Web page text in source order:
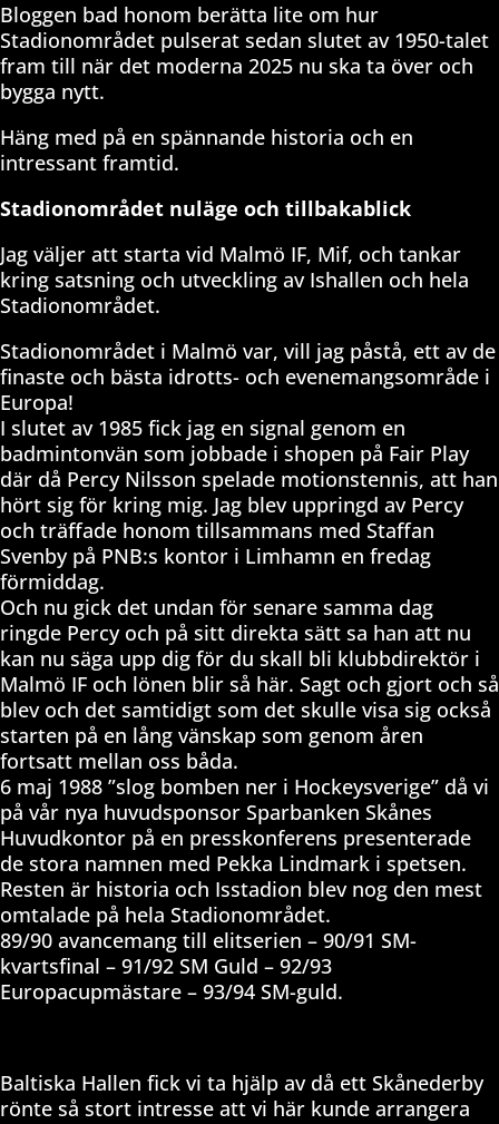
Bloggen bad honom berätta lite om hur
Stadionområdet pulserat sedan slutet av 1950-talet
fram till när det moderna 2025 nu ska ta över och
bygga nytt.
Häng med på en spännande historia och en
intressant framtid.
Stadionområdet nuläge och tillbakablick
Jag väljer att starta vid Malmö IF, Mif, och tankar
kring satsning och utveckling av Ishallen och hela
Stadionområdet.
Stadionområdet i Malmö var, vill jag påstå, ett av de
finaste och bästa idrotts- och evenemangsområde i
Europa!
I slutet av 1985 fick jag en signal genom en
badmintonvän som jobbade i shopen på Fair Play
där då Percy Nilsson spelade motionstennis, att han
hört sig för kring mig. Jag blev uppringd av Percy
och träffade honom tillsammans med Staffan
Svenby på PNB:s kontor i Limhamn en fredag
förmiddag.
Och nu gick det undan för senare samma dag
ringde Percy och på sitt direkta sätt sa han att nu
kan nu säga upp dig för du skall bli klubbdirektör i
Malmö IF och lönen blir så här. Sagt och gjort och så
blev och det samtidigt som det skulle visa sig också
starten på en lång vänskap som genom åren
fortsatt mellan oss båda.
6 maj 1988 ”slog bomben ner i Hockeysverige” då vi
på vår nya huvudsponsor Sparbanken Skånes
Huvudkontor på en presskonferens presenterade
de stora namnen med Pekka Lindmark i spetsen.
Resten är historia och Isstadion blev nog den mest
omtalade på hela Stadionområdet.
89/90 avancemang till elitserien – 90/91 SM-
kvartsfinal – 91/92 SM Guld – 92/93
Europacupmästare – 93/94 SM-guld.
Baltiska Hallen fick vi ta hjälp av då ett Skånederby
rönte så stort intresse att vi här kunde arrangera